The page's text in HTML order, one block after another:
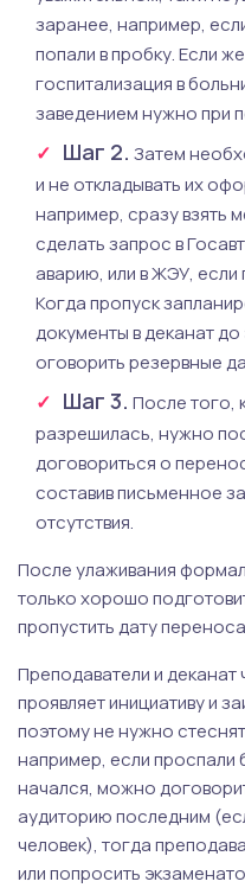
заранее, например,
попали в пробку. Если
госпитализация в
заведением нужно при
Шаг 2. Затем
и не откладывать их
например, сразу взять
сделать запрос в
аварию, или в ЖЭУ, если
Когда пропуск
документы в деканат
оговорить резервные
Шаг 3. После того,
разрешилась, нужно
договориться о
составив письменное
отсутствия.
После улаживания
только хорошо
пропустить дату
Преподаватели и деканат
проявляет инициативу и
поэтому не нужно
например, если проспали
начался, можно
аудиторию последним
человек), тогда
или попросить